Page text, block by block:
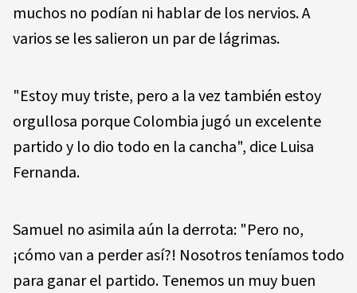
muchos no podían ni hablar de los nervios. A
varios se les salieron un par de lágrimas.
"Estoy muy triste, pero a la vez también estoy
orgullosa porque Colombia jugó un excelente
partido y lo dio todo en la cancha", dice Luisa
Fernanda.
Samuel no asimila aún la derrota: "Pero no,
¡cómo van a perder así?! Nosotros teníamos todo
para ganar el partido. Tenemos un muy buen